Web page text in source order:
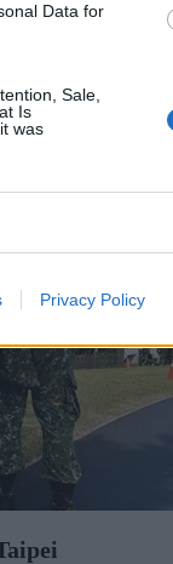
Data for
Sale,
Is
was
Privacy Policy